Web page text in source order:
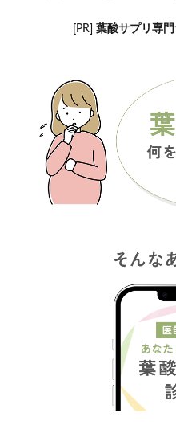
[PR] 葉酸サプリ専門